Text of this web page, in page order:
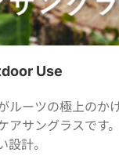
Use
ルーツの極上のか
アサングラスです
計。